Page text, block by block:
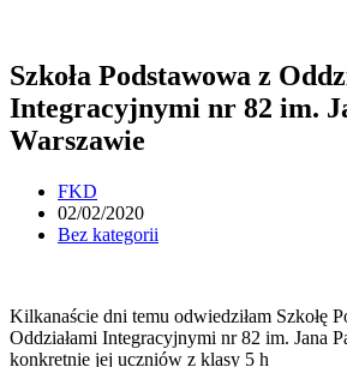
Szkoła Podstawowa z
Integracyjnymi nr 82 im.
Warszawie
Post
author:
FKD
Post
published:
02/02/2020
Post
Bez kategorii
Kilkanaście dni temu odwiedziłam Szkołę
Oddziałami Integracyjnymi nr 82 im. Jana
konkretnie jej uczniów z klasy 5 h